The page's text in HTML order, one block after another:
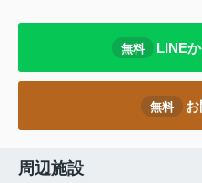
無料 LINE
無料
周辺施設